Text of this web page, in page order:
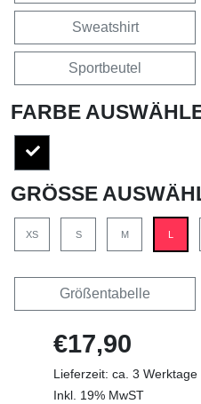
Sweatshirt
Sportbeutel
FARBE
GRÖSSE
XS S M
Größentabelle
€17,90
Lieferzeit: ca. 3 Werktage
Inkl. 19% MwST